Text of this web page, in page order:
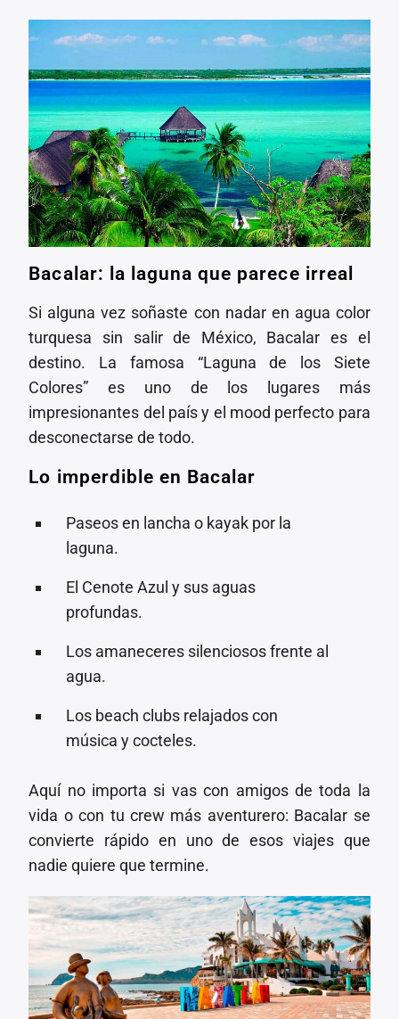
Bacalar: la laguna que parece irreal
Si alguna vez soñaste con nadar en agua color
turquesa sin salir de México, Bacalar es el
destino. La famosa “Laguna de los Siete
Colores” es uno de los lugares más
impresionantes del país y el mood perfecto para
desconectarse de todo.
Lo imperdible en Bacalar
Paseos en lancha o kayak por la
laguna.
El Cenote Azul y sus aguas
profundas.
Los amaneceres silenciosos frente al
agua.
Los beach clubs relajados con
música y cocteles.
Aquí no importa si vas con amigos de toda la
vida o con tu crew más aventurero: Bacalar se
convierte rápido en uno de esos viajes que
nadie quiere que termine.